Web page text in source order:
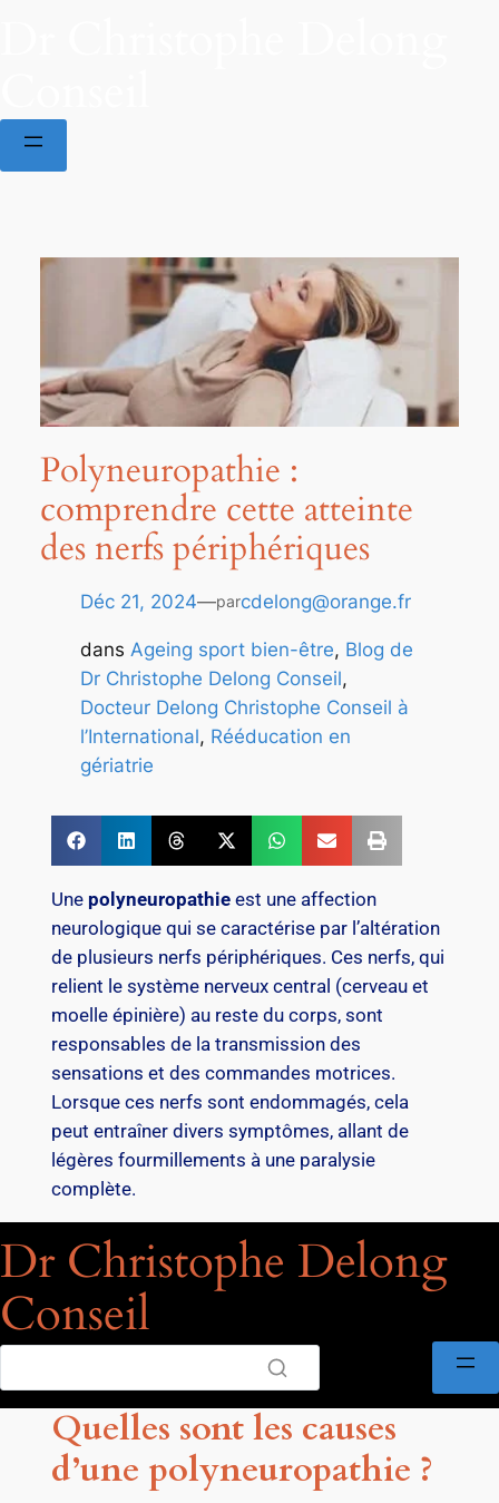
Polyneuropathie :
comprendre cette atteinte
des nerfs périphériques
Déc 21, 2024—parcdelong@orange.fr
dans Ageing sport bien-être, Blog de
Dr Christophe Delong Conseil
Docteur Delong Christophe Conseil à
l’International, Rééducation en
gériatrie
Une polyneuropathieest une affection
neurologique qui se caractérise par l’altération
de plusieurs nerfs périphériques. Ces nerfs, qui
relient le système nerveux central (cerveau et
moelle épinière) au reste du corps, sont
responsables de la transmission des
sensations et des commandes motrices.
Lorsque ces nerfs sont endommagés, cela
peut entraîner divers symptômes, allant de
légères fourmillements à une paralysie
complète.
Dr Christophe Delong
Conseil
Quelles sont les causes
d’une polyneuropathie ?